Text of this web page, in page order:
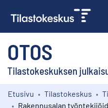
OTOS
Tilastokeskuksen
Kokoelmat
Etusivu Tilastokeskus